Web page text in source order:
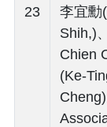
23
李宜勳
Shih,)
Chien
(Ke-